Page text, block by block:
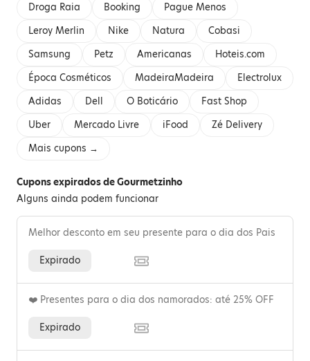
Droga Raia
Booking
Pague Menos
Leroy Merlin
Nike Natura
Cobasi
Samsung
Petz Americanas
Hoteis.com
Época Cosméticos
MadeiraMadeira
Electrolux
Adidas
Dell O Boticário
Fast Shop
Uber
Mercado Livre iFood
Zé Delivery
Mais cupons →
Cupons expirados de Gourmetzinho
Alguns ainda podem funcionar
Melhor desconto em seu presente para o dia dos Pais
Expirado
❤️ Presentes para o dia dos namorados: até 25% OFF
Expirado